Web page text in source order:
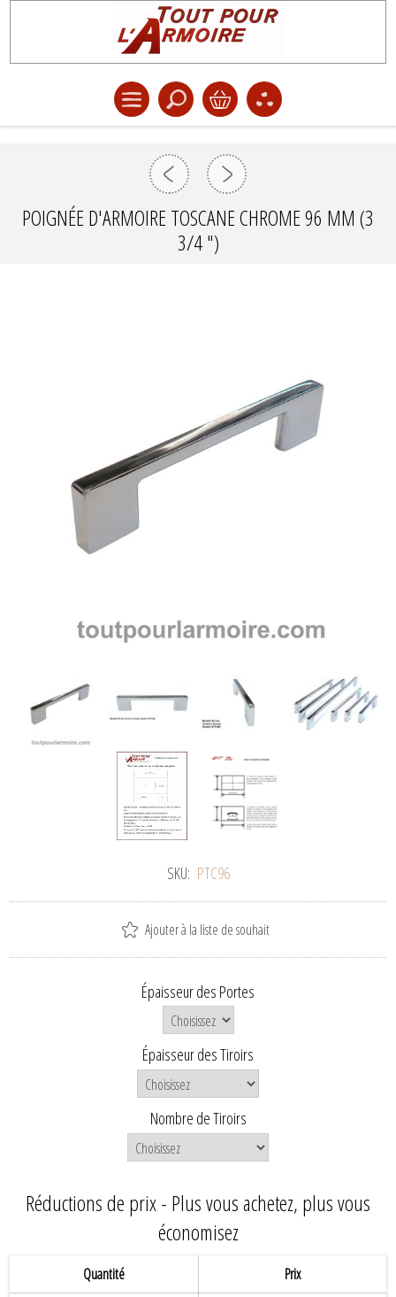
POIGNÉE D'ARMOIRE TOSCANE CHROME 96 MM (3
3/4 ")
SKU: PTC96
Ajouter à la liste de souhait
Épaisseur des Portes
Épaisseur des Tiroirs
Nombre de Tiroirs
Réductions de prix - Plus vous achetez, plus vous
économisez
Quantité
Prix